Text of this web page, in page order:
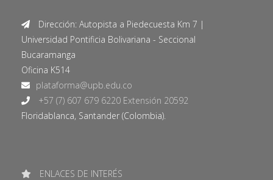
Dirección: Autopista a Piedecuesta Km 7 |
Universidad Pontificia Bolivariana - Seccional
Bucaramanga
Oficina K514
+57 (7) 607 679 6220 Extensión 20592
Floridablanca, Santander (Colombia).
ENLACES DE INTERÉS